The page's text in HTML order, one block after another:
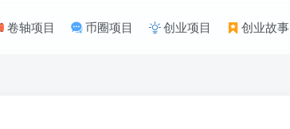
卷轴项目 币圈项目 创业项目 创业故事